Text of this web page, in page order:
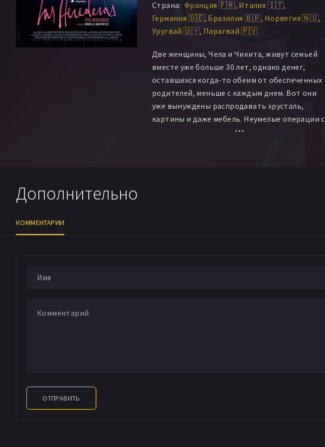
Javier Villamayor Chili Yegros Lucy Yegros
Yvera Антонелла Залдивар
Страна: Франция 🇫🇷 Италия 🇮🇹
Германия 🇩🇪 Бразилия 🇧🇷 Норвегия 🇳🇴
Уругвай 🇺🇾 Парагвай 🇵🇾
Две женщины, Чела и Чикита, живут семьей
вместе уже больше 30 лет, однако денег,
оставшихся когда-то обеим от обеспеченных
родителей, меньше с каждым днем. Вот они
уже вынуждены распродавать хрусталь,
картины и даже мебель. Неумелые операции с
кредитами и вовсе приводят к тому, что
Дополнительно
КОММЕНТАРИИ
ОТПРАВИТЬ